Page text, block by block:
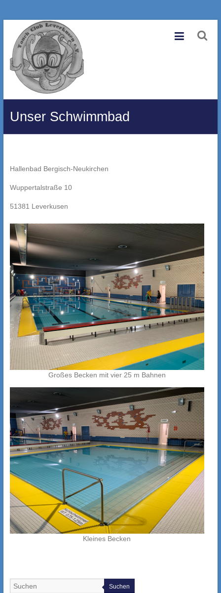
Inhalt
springen
Tauchclub
Leverkusen
e.V.
Eine
Site.
Unser Schwimmbad
Hallenbad Bergisch-Neukirchen
Wuppertalstraße 10
51381 Leverkusen
Großes Becken mit vier 25 m Bahnen
Kleines Becken
Suchen